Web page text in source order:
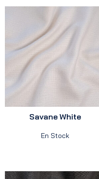
Savane White
En Stock